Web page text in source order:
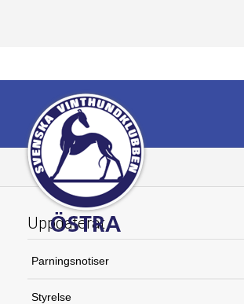
Uppdaterat
Parningsnotiser
Styrelse